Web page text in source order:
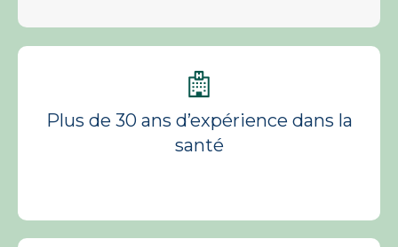
Plus de 30 ans d’expérience dans la
santé